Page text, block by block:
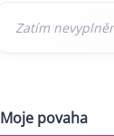
Moje povaha